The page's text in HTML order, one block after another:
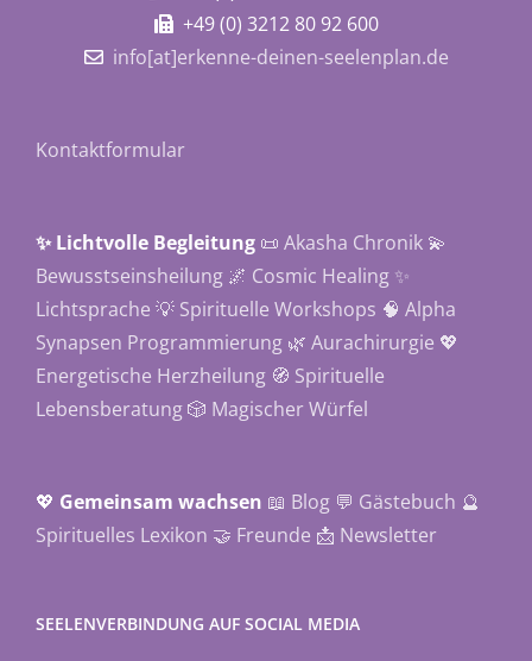
+49 (0) 3212 80 92 600
info[at]erkenne-deinen-seelenplan.de
Kontaktformular
✨ Lichtvolle Begleitung 📜 Akasha Chronik 💫
Bewusstseinsheilung 🌌 Cosmic Healing ✨
Lichtsprache 💡 Spirituelle Workshops 🧠 Alpha
Synapsen Programmierung 🌿 Aurachirurgie 💖
Energetische Herzheilung 🧭 Spirituelle
Lebensberatung🎲 Magischer Würfel
💖 Gemeinsam wachsen 📖 Blog 💬 Gästebuch 🔮
Spirituelles Lexikon 🤝 Freunde 📩 Newsletter
SEELENVERBINDUNG AUF SOCIAL MEDIA